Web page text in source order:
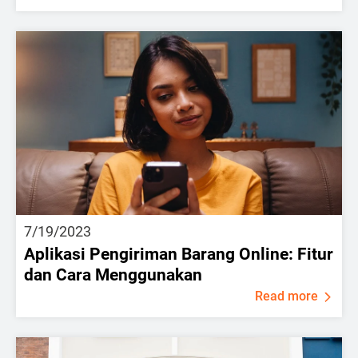
7/19/2023
Aplikasi Pengiriman Barang Online: Fitur
dan Cara Menggunakan
Read more